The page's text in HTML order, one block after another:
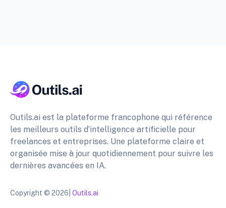
Outils.ai est la plateforme francophone qui référence
les meilleurs outils d’intelligence artificielle pour
freelances et entreprises. Une plateforme claire et
organisée mise à jour quotidiennement pour suivre les
dernières avancées en IA.
Copyright © 2026| Outils.ai